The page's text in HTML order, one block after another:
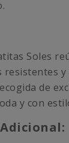
Soles
resistentes
de
y con